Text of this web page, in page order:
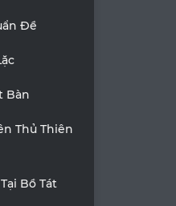
Đề
Bàn
Thủ Thiên
Bồ Tát